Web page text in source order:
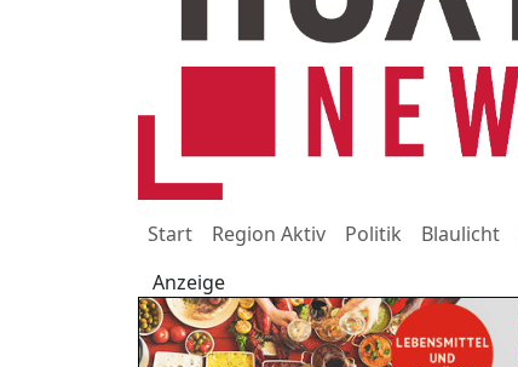
Start Region Aktiv Politik Blaulicht
Anzeige